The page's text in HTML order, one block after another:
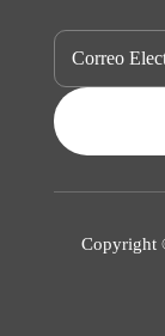
Copyright